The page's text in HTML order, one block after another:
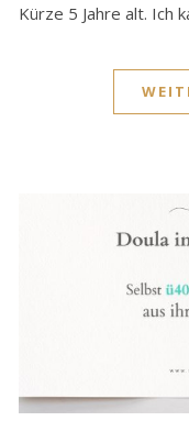
Kürze 5 Jahre alt. Ich